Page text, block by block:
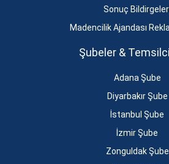
Sonuç
Madencilik Ajandası
Şubeler &
Adana Şube
Diyarbakır Şube
İstanbul Şube
İzmir Şube
Zonguldak Şube